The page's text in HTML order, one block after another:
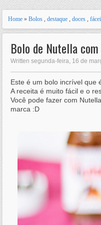
Home » Bolos , destaque , doces ,
Bolo de Nutella
Written segunda-feira, 16 de
Este é um bolo incrível que
A receita é muito fácil e o
Você pode fazer com
marca :D